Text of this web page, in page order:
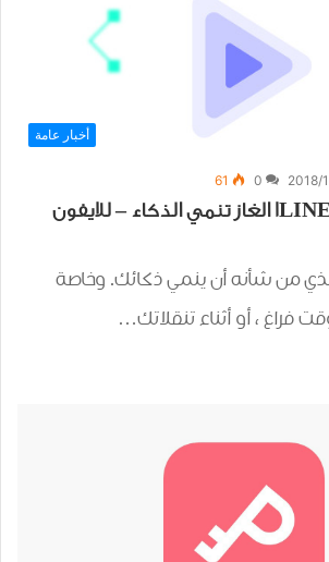
أخبار عامة
2018/
0
61
تحميل لعبة 1LINE one الغاز تنمي الذكاء – للايفون
الذي من شأنه أن ينمي ذكائك. وخاصة
فراغ ، أو أثناء تنقلاتك…